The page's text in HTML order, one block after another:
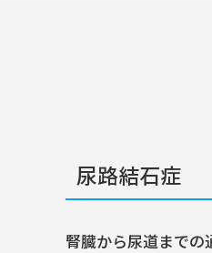
尿路結石症
腎臓から尿道までの